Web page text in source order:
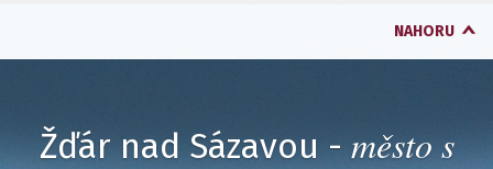
NAHORU
Žďár nad Sázavou - město s